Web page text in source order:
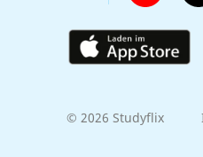
© 2026 Studyflix